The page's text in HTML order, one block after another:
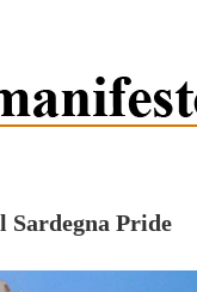
Sardegna Pride